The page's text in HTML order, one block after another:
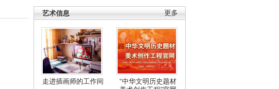
更多
艺术信息
走进插画师的工作间
“中华文明历史题材